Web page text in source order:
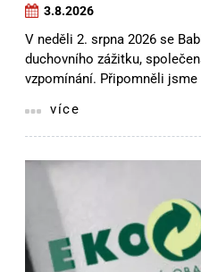
3.8.2026
V neděli 2. srpna 2026 se
duchovního zážitku,
vzpomínání. Připomněli jsme
více